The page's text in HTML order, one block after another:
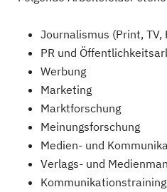
Journalismus (Print, TV,
PR und
Werbung
Marketing
Marktforschung
Meinungsforschung
Medien- und
Verlags- und
Kommunikationstraining